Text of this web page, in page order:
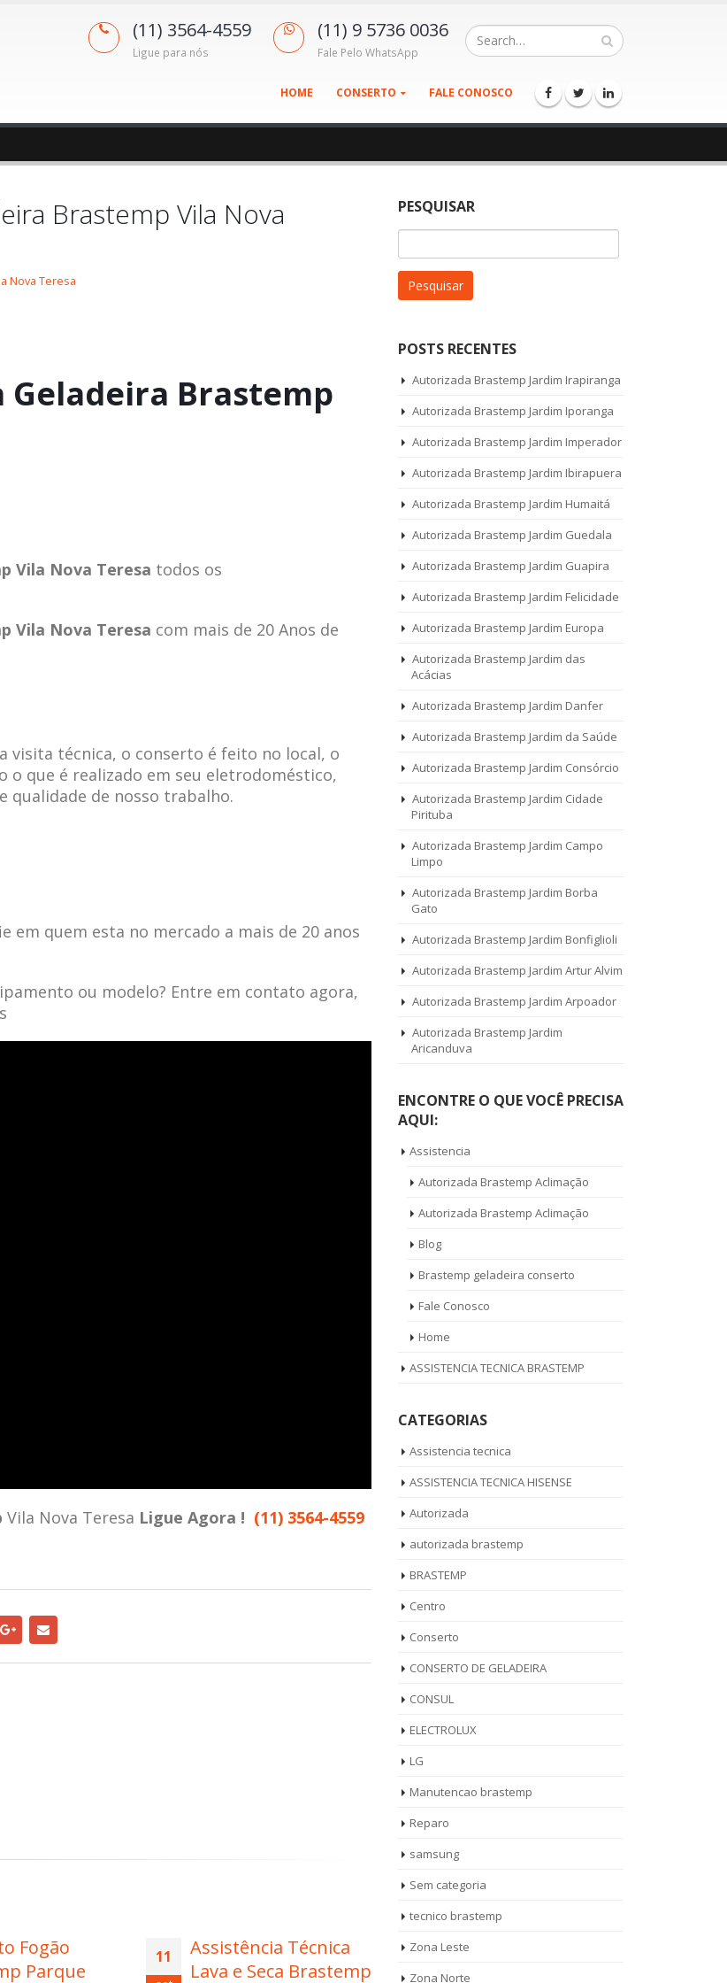
(11) 3564-4559
Ligue para nós
(11) 9 5736 0036
Fale Pelo WhatsApp
HOME CONSERTO FALE CONOSCO
Brastemp Vila Nova
Nova Teresa
Geladeira Brastemp
Vila Nova Teresa todos os
Vila Nova Teresa com mais de 20 Anos de
visita técnica, o conserto é feito no local, o
que é realizado em seu eletrodoméstico,
qualidade de nosso trabalho.
em quem esta no mercado a mais de 20 anos
ou modelo? Entre em contato agora,
Vila Nova Teresa Ligue Agora ! (11) 3564-4559
Técnica
Brastemp
14
Técnico Maquina de
Lavar Roupa
11
Autorizada Maquina
de Lavar Roupa
PESQUISAR
por:
POSTS RECENTES
Autorizada Brastemp Jardim Irapiranga
Autorizada Brastemp Jardim Iporanga
Autorizada Brastemp Jardim Imperador
Autorizada Brastemp Jardim Ibirapuera
Autorizada Brastemp Jardim Humaitá
Autorizada Brastemp Jardim Guedala
Autorizada Brastemp Jardim Guapira
Autorizada Brastemp Jardim Felicidade
Autorizada Brastemp Jardim Europa
Autorizada Brastemp Jardim das
Acácias
Autorizada Brastemp Jardim Danfer
Autorizada Brastemp Jardim da Saúde
Autorizada Brastemp Jardim Consórcio
Autorizada Brastemp Jardim Cidade
Pirituba
Autorizada Brastemp Jardim Campo
Limpo
Autorizada Brastemp Jardim Borba
Gato
Autorizada Brastemp Jardim Bonfiglioli
Autorizada Brastemp Jardim Artur Alvim
Autorizada Brastemp Jardim Arpoador
Autorizada Brastemp Jardim
Aricanduva
ENCONTRE O QUE VOCÊ PRECISA
AQUI:
Assistencia
Autorizada Brastemp Aclimação
Autorizada Brastemp Aclimação
Blog
Brastemp geladeira conserto
Fale Conosco
Home
ASSISTENCIA TECNICA BRASTEMP
CATEGORIAS
Assistencia tecnica
ASSISTENCIA TECNICA HISENSE
Autorizada
autorizada brastemp
BRASTEMP
Centro
Conserto
CONSERTO DE GELADEIRA
CONSUL
ELECTROLUX
LG
Manutencao brastemp
Reparo
samsung
Sem categoria
tecnico brastemp
Zona Leste
Zona Norte